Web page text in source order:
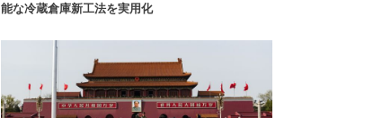
能な冷蔵倉庫新工法を実用化